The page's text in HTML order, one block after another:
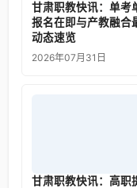
甘肃职教快讯：单考
报名在即与产教融合
动态速览
2026年07月31日
甘肃职教快讯：高职